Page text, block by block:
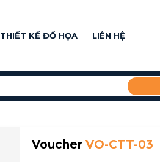
THIẾT KẾ ĐỒ HỌA LIÊN HỆ
Voucher VO-CTT-03